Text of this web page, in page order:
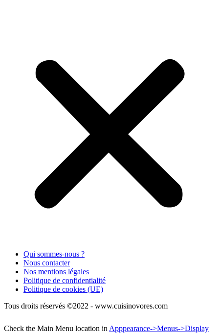
Qui sommes-nous ?
Nous contacter
Nos mentions légales
Politique de confidentialité
Politique de cookies (UE)
Tous droits réservés ©2022 - www.cuisinovores.com
Check the Main Menu location in Apppearance->Menus->Display